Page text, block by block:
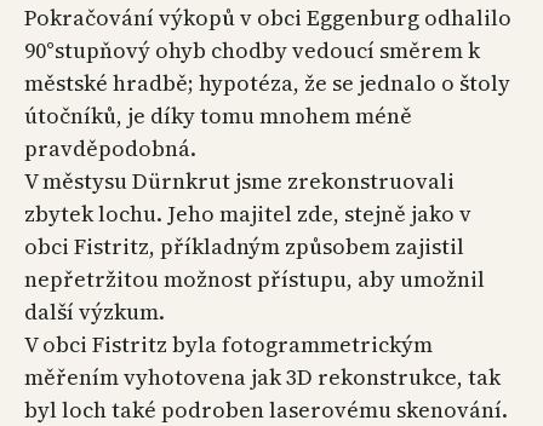
Pokračování výkopů v obci Eggenburg odhalilo
90°stupňový ohyb chodby vedoucí směrem k
městské hradbě; hypotéza, že se jednalo o štoly
útočníků, je díky tomu mnohem méně
pravděpodobná.
V městysu Dürnkrut jsme zrekonstruovali
zbytek lochu. Jeho majitel zde, stejně jako v
obci Fistritz, příkladným způsobem zajistil
nepřetržitou možnost přístupu, aby umožnil
další výzkum.
V obci Fistritz byla fotogrammetrickým
měřením vyhotovena jak 3D rekonstrukce, tak
byl loch také podroben laserovému skenování.